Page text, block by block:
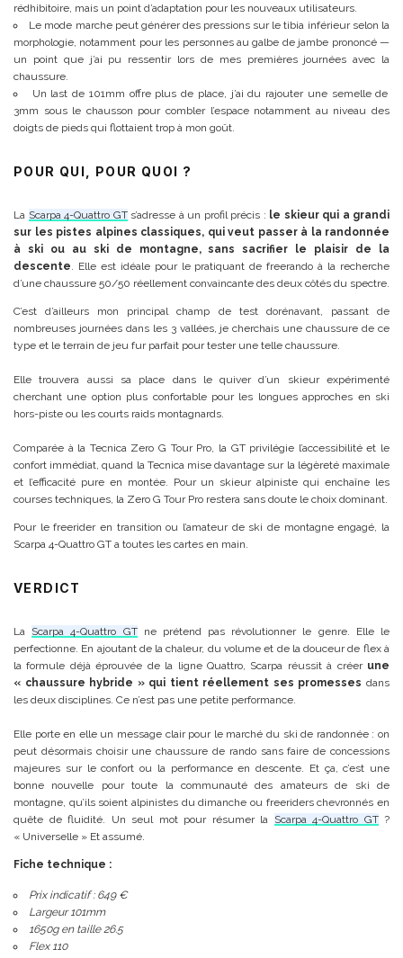
rédhibitoire, mais un point d’adaptation pour les nouveaux utilisateurs.
Le mode marche peut générer des pressions sur le tibia inférieur selon la
morphologie, notamment pour les personnes au galbe de jambe prononcé —
un point que j’ai pu ressentir lors de mes premières journées avec la
chaussure.
Un last de 101mm offre plus de place, j’ai du rajouter une semelle de
3mm sous le chausson pour combler l’espace notamment au niveau des
doigts de pieds qui flottaient trop à mon goût.
POUR QUI, POUR QUOI ?
La Scarpa 4-Quattro GTs’adresse à un profil précis : le skieur qui a grandi
sur les pistes alpines classiques, qui veut passer à la randonnée
à ski ou au ski de montagne, sans sacrifier le plaisir de la
descente. Elle est idéale pour le pratiquant de freerando à la recherche
d’une chaussure 50/50 réellement convaincante des deux côtés du spectre.
C’est d’ailleurs mon principal champ de test dorénavant, passant de
nombreuses journées dans les 3 vallées, je cherchais une chaussure de ce
type et le terrain de jeu fur parfait pour tester une telle chaussure.
Elle trouvera aussi sa place dans le quiver d’un skieur expérimenté
cherchant une option plus confortable pour les longues approches en ski
hors-piste ou les courts raids montagnards.
Comparée à la Tecnica Zero G Tour Pro, la GT privilégie l’accessibilité et le
confort immédiat, quand la Tecnica mise davantage sur la légèreté maximale
et l’efficacité pure en montée. Pour un skieur alpiniste qui enchaîne les
courses techniques, la Zero G Tour Pro restera sans doute le choix dominant.
Pour le freerider en transition ou l’amateur de ski de montagne engagé, la
Scarpa 4-Quattro GT a toutes les cartes en main.
VERDICT
La Scarpa 4-Quattro GTne prétend pas révolutionner le genre. Elle le
perfectionne. En ajoutant de la chaleur, du volume et de la douceur de flex à
la formule déjà éprouvée de la ligne Quattro, Scarpa réussit à créer une
« chaussure hybride » qui tient réellement ses promesses dans
les deux disciplines. Ce n’est pas une petite performance.
Elle porte en elle un message clair pour le marché du ski de randonnée : on
peut désormais choisir une chaussure de rando sans faire de concessions
majeures sur le confort ou la performance en descente. Et ça, c’est une
bonne nouvelle pour toute la communauté des amateurs de ski de
montagne, qu’ils soient alpinistes du dimanche ou freeriders chevronnés en
quête de fluidité. Un seul mot pour résumer la Scarpa 4-Quattro GT?
« Universelle » Et assumé.
Fiche technique :
Prix indicatif : 649 €
Largeur 101mm
1650g en taille 26.5
Flex 110